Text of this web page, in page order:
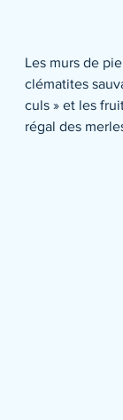
Les murs de
clématites
culs » et les
régal des